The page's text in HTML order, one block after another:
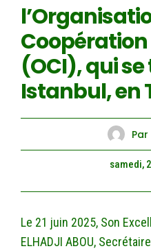
(OCI), qui
Istanbul, en
Par
samedi,
Le 21 juin 2025, Son
ELHADJI ABOU,